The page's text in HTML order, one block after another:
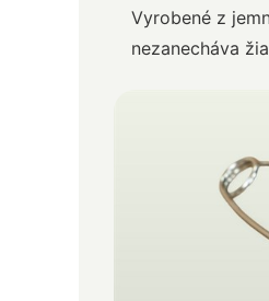
Vyrobené z
nezanecháva